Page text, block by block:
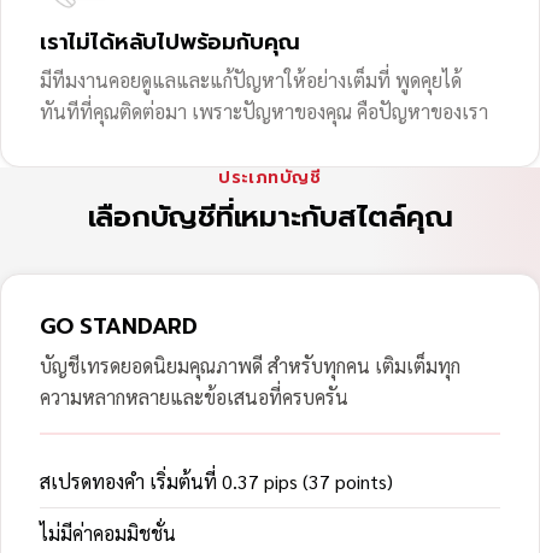
เราไม่ได้หลับไปพร้อมกับคุณ
มีทีมงานคอยดูแลและแก้ปัญหาให้อย่างเต็มที่ พูดคุยได้
ทันทีที่คุณติดต่อมา เพราะปัญหาของคุณ คือปัญหาของเรา
ประเภทบัญชี
เลือกบัญชีที่เหมาะกับสไตล์คุณ
GO STANDARD
บัญชีเทรดยอดนิยมคุณภาพดี สำหรับทุกคน เติมเต็มทุก
ความหลากหลายและข้อเสนอที่ครบครัน
สเปรดทองคำ เริ่มต้นที่ 0.37 pips (37 points)
ไม่มีค่าคอมมิชชั่น